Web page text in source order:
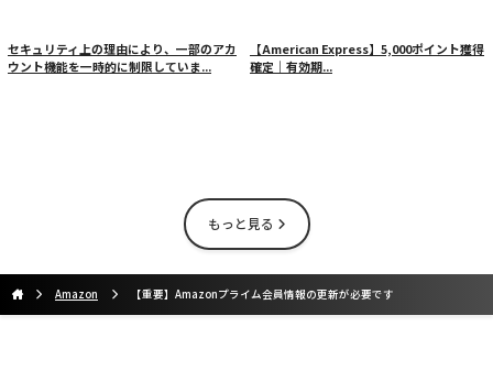
セキュリティ上の理由により、一部のアカ
ウント機能を一時的に制限していま...
【American Express】5,000ポイント獲得
確定｜有効期...
もっと見る
Аmazon 【重要】Amazonプライム会員情報の更新が必要です